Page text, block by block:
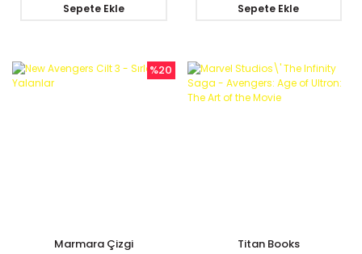
Sepete Ekle Sepete Ekle
%20
Marmara Çizgi
Titan Books